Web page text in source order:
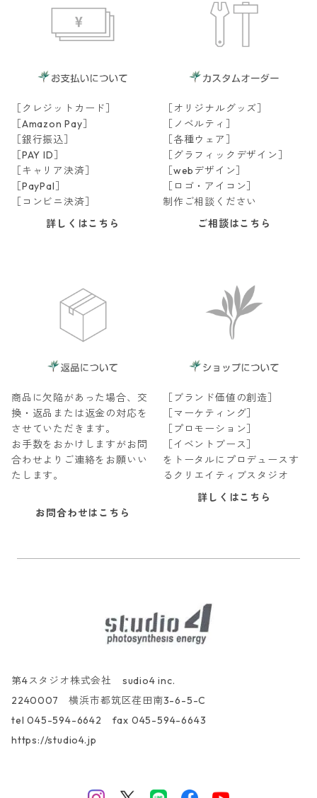
［クレジットカード］
［Amazon Pay］
［銀行振込］
［PAY ID］
［キャリア決済］
［PayPal］
［コンビニ決済］
詳しくはこちら
［オリジナルグッズ］
［ノベルティ］
［各種ウェア］
［グラフィックデザイン］
［webデザイン］
［ロゴ・アイコン］
制作ご相談ください
ご相談はこちら
商品に欠陥があった場合、交
換・返品または返金の対応を
させていただきます。
お手数をおかけしますがお問
合わせよりご連絡をお願いい
たします。
お問合わせはこちら
［ブランド価値の創造］
［マーケティング］
［プロモーション］
［イベントブース］
をトータルにプロデュースす
るクリエイティブスタジオ
詳しくはこちら
第4スタジオ株式会社 sudio4 inc.
2240007 横浜市都筑区荏田南3-6-5-C
tel 045-594-6642 fax 045-594-6643
https://studio4.jp